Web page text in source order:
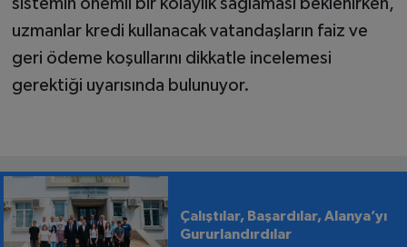
uzmanlar kredi kullanacak vatandaşların faiz ve
geri ödeme koşullarını dikkatle incelemesi
gerektiği uyarısında bulunuyor.
Çalıştılar, Başardılar, Alanya’yı
Gururlandırdılar